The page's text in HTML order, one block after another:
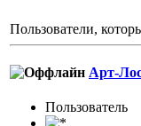
Пользователи,
Арт-
Пользовaтeль